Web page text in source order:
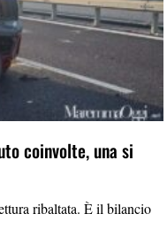
coinvolte, una si
ribaltata. È il bilancio